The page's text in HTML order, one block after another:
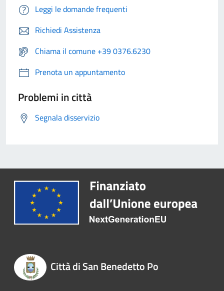
Leggi le domande frequenti
Richiedi Assistenza
Chiama il comune +39 0376.6230
Prenota un appuntamento
Problemi in città
Segnala disservizio
Città di San Benedetto Po